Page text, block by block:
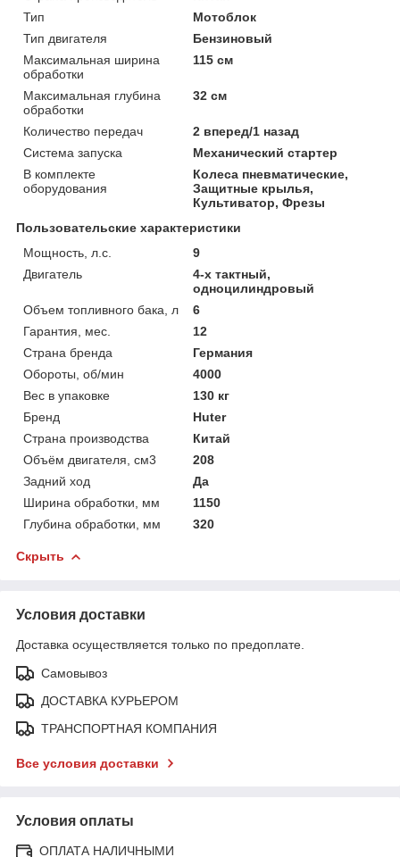
Тип
Мотоблок
Тип двигателя
Бензиновый
Максимальная ширина
обработки
115 см
Максимальная глубина
обработки
32 см
Количество передач
2 вперед/1 назад
Система запуска
Механический стартер
В комплекте
оборудования
Колеса пневматические,
Защитные крылья,
Культиватор, Фрезы
Пользовательские характеристики
Мощность, л.с.
9
Двигатель
4-х тактный,
одноцилиндровый
Объем топливного бака, л
6
Гарантия, мес.
12
Страна бренда
Германия
Обороты, об/мин
4000
Вес в упаковке
130 кг
Бренд
Huter
Страна производства
Китай
Объём двигателя, см3
208
Задний ход
Да
Ширина обработки, мм
1150
Глубина обработки, мм
320
Скрыть
Условия доставки
Доставка осуществляется только по предоплате.
Самовывоз
ДОСТАВКА КУРЬЕРОМ
ТРАНСПОРТНАЯ КОМПАНИЯ
Все условия доставки
Условия оплаты
ОПЛАТА НАЛИЧНЫМИ